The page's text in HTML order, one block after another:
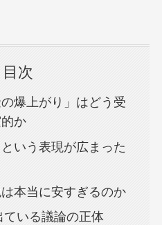
目次
の爆上がり」はどう受
か
いう表現が広まった
本当に安すぎるのか
いる議論の正体